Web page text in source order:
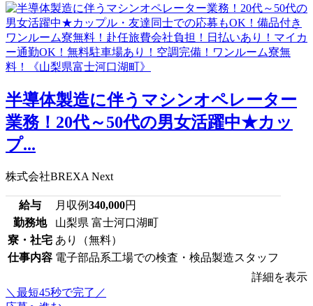
半導体製造に伴うマシンオペレーター
業務！20代～50代の男女活躍中★カッ
プ...
株式会社BREXA Next
給与 月収例340,000円
勤務地
山梨県 富士河口湖町
寮・社宅 あり（無料）
仕事内容 電子部品系工場での検査・検品製造スタッフ
詳細を表示
＼最短45秒で完了／